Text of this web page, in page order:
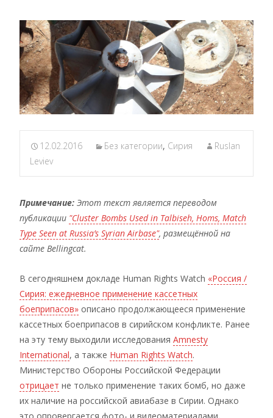
12.02.2016 Без категории, Сирия
Ruslan
Leviev
Примечание: Этот текст является переводом
публикации "Cluster Bombs Used in Talbiseh, Homs, Match
Type Seen at Russia’s Syrian Airbase", размещённой на
сайте Bellingcat.
В сегодняшнем докладе Human Rights Watch «Россия /
Сирия: ежедневное применение кассетных
боеприпасов» описано продолжающееся применение
кассетных боеприпасов в сирийском конфликте. Ранее
на эту тему выходили исследования Amnesty
International, а также Human Rights Watch.
Министерство Обороны Российской Федерации
отрицает не только применение таких бомб, но даже
их наличие на российской авиабазе в Сирии. Однако
это опровергается фото- и видеоматериалами,